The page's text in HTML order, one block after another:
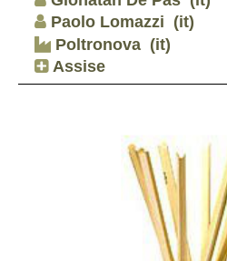
Paolo Lomazzi (it)
Poltronova (it)
Assise